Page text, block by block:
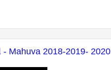
Mahuva 2018-2019- 2020